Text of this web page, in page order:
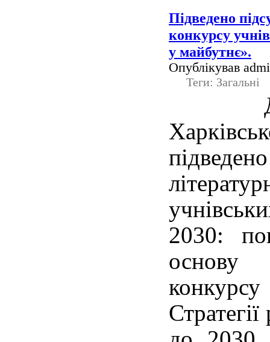
Підведено
конкурсу
у майбутнє».
Опублікував
Теги: Загальні
2030:
основу